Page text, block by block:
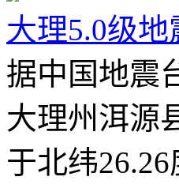
大理5.0级
据中国地震
大理州洱源
于北纬